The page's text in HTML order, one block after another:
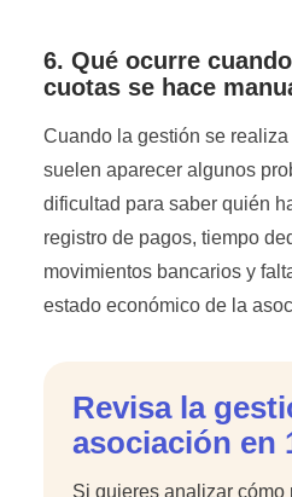
6. Qué ocurre
cuotas se hace
Cuando la gestión se
suelen aparecer algunos
dificultad para saber quién
registro de pagos, tiempo
movimientos bancarios y
estado económico de la
Revisa la
asociación en
Si quieres analizar cómo